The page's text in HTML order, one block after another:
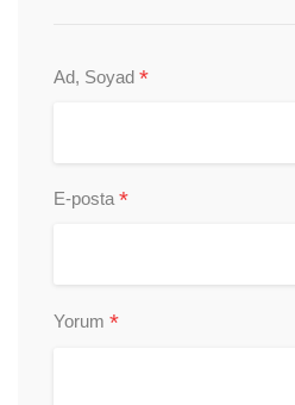
Ad, Soyad *
E-posta *
Yorum *